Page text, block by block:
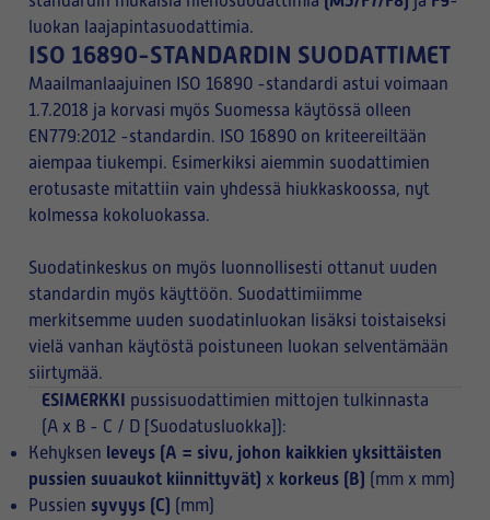
luokan laajapintasuodattimia.
ISO 16890-STANDARDIN SUODATTIMET
Maailmanlaajuinen ISO 16890 -standardi astui voimaan
1.7.2018 ja korvasi myös Suomessa käytössä olleen
EN779:2012 -standardin. ISO 16890 on kriteereiltään
aiempaa tiukempi. Esimerkiksi aiemmin suodattimien
erotusaste mitattiin vain yhdessä hiukkaskoossa, nyt
kolmessa kokoluokassa.
Suodatinkeskus on myös luonnollisesti ottanut uuden
standardin myös käyttöön. Suodattimiimme
merkitsemme uuden suodatinluokan lisäksi toistaiseksi
vielä vanhan käytöstä poistuneen luokan selventämään
siirtymää.
ESIMERKKI pussisuodattimien mittojen tulkinnasta
(A x B - C / D [Suodatusluokka]):
Kehyksen leveys (A = sivu, johon kaikkien yksittäisten
pussien suuaukot kiinnittyvät) x korkeus (B) (mm x mm)
Pussien syvyys (C) (mm)